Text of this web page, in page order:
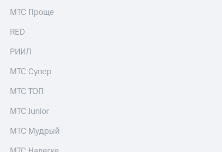
Уведомление
Регистратор
Реквизиты
Контакты
развитие
этика
На главную
МТС Проще
RED
РИИЛ
МТС Супер
МТС ТОП
МТС Junior
МТС Мудрый